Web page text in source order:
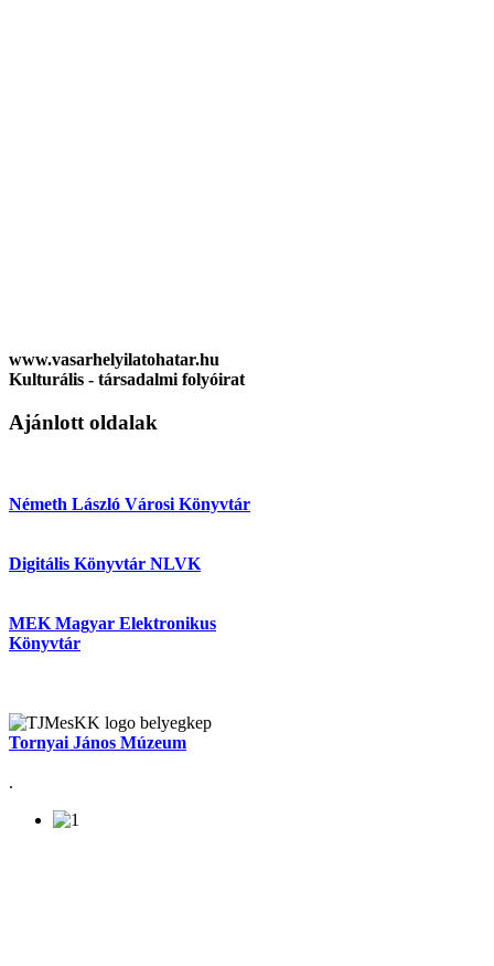
www.vasarhelyilatohatar.hu
Kulturális - társadalmi folyóirat
Ajánlott oldalak
Németh László Városi Könyvtár
Digitális Könyvtár NLVK
MEK Magyar Elektronikus
Könyvtár
Tornyai János Múzeum
.